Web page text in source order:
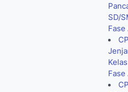
SD/
Fase
Fase